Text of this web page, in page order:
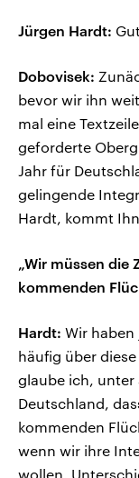
Jürgen Hardt:
Dobovisek:
bevor wir ihn
mal eine
geforderte
Jahr für
gelingende
Hardt, kommt
„Wir müssen die
kommenden
Hardt: Wir haben
häufig über
glaube ich, unter
Deutschland,
kommenden
wenn wir ihre
wollen.